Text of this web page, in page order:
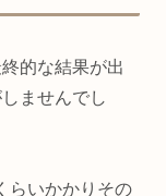
的な結果が出
ませんでし
らいかかりその